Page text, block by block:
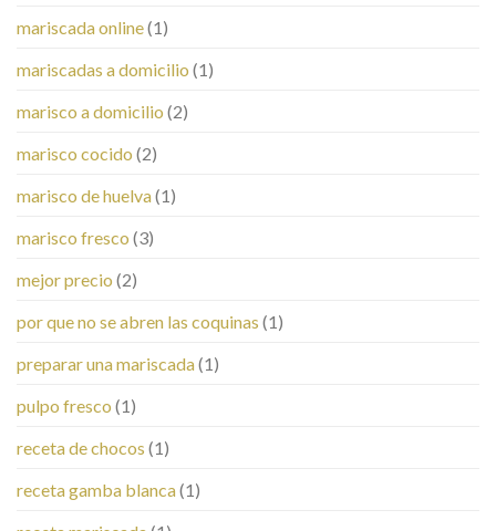
mariscada online(1)
mariscadas a domicilio (1)
marisco a domicilio (2)
marisco cocido (2)
marisco de huelva(1)
marisco fresco (3)
mejor precio (2)
por que no se abren las coquinas (1)
preparar una mariscada(1)
pulpo fresco (1)
receta de chocos (1)
receta gamba blanca(1)